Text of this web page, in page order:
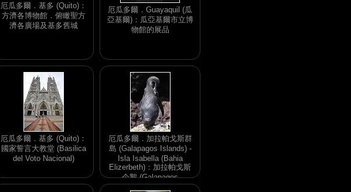
厄瓜多爾．基多 (Quito)：
方濟各博物館．俯瞰聖方
濟各廣場及基多舊城
厄瓜多爾．Guayaquil (瓜
亞基爾)：瓜亞基爾市立博
物館的展品
厄瓜多爾．基多 (Quito)：
國家誓言大教堂 (Basilica
del Voto Nacional)
厄瓜多爾．加拉帕戈斯群
島 (Galapagos Islands) -
Isla Isabella (Bahia
Elizerbeth)：加拉帕戈斯
企鵝 (Galapagos
penguins)